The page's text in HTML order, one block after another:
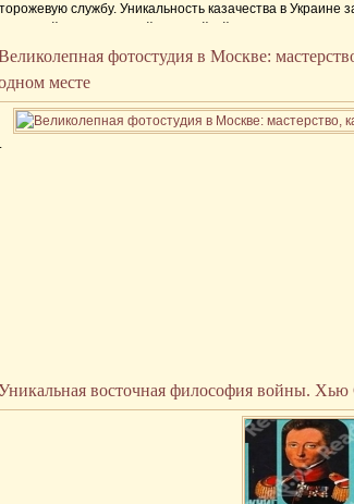
службу. Уникальность казачества в Украине
не зависимую от государственной
потеряла роль выразителя национальных интересов,
уже в 16 в. заявило ...
фотостудия в Москве:
месте
восточная философия войны. Хью